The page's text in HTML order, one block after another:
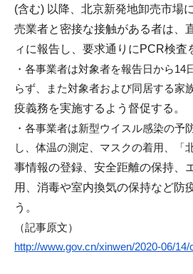
(含む) 以降、北京新発地卸売市場に
売業者と密接な接触がある者は、
ィに報告し、 要求通りにPCR検査
・ 各事業者は対象者を報告日から14
らず、
また対象者および同居する家
疫義務を実施するよう督促する。
・各事業者は新型ウイスル感染の予
し、 体温の測定、マスクの着用、「
事情報の登録、安全距離の保持、
用、 消毒や室内換気の保持など防
う。
（記事原文）
http://www.gov.cn/xinwen/2020-06/14/